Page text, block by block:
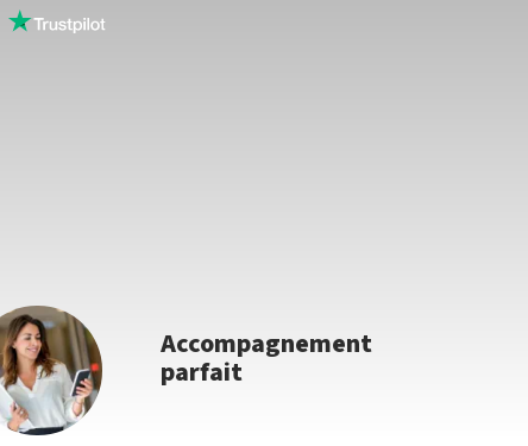
Accompagnement
parfait